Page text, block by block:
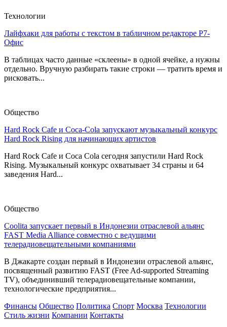
Технологии
Лайфхаки для работы с текстом в табличном редакторе Р7-
Офис
В таблицах часто данные «склеены» в одной ячейке, а нужны
отдельно. Вручную разбирать такие строки — тратить время и
рисковать...
Общество
Hard Rock Cafe и Coca-Cola запускают музыкальный конкурс
Hard Rock Rising для начинающих артистов
Hard Rock Cafe и Coca Cola сегодня запустили Hard Rock
Rising. Музыкальный конкурс охватывает 34 страны и 64
заведения Hard...
Общество
Coolita запускает первый в Индонезии отраслевой альянс
FAST Media Alliance совместно с ведущими
телерадиовещательными компаниями
В Джакарте создан первый в Индонезии отраслевой альянс,
посвященный развитию FAST (Free Ad-supported Streaming
TV), объединивший телерадиовещательные компании,
технологические предприятия...
Финансы Общество Политика Спорт Москва Технологии
Стиль жизни Компании Контакты